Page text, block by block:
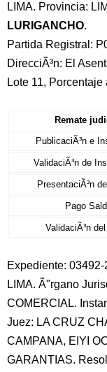
LIMA. Provincia:
LURIGANCHO.
Partida Registral:
DirecciÃ³n: El
Lote 11,
Remate
PublicaciÃ³n e
ValidaciÃ³n de
PresentaciÃ³n
Pago
ValidaciÃ³n
Expediente:
LIMA. Ã"rgano
COMERCIAL.
Juez: LA CRUZ
CAMPANA, EIYI
GARANTIAS.